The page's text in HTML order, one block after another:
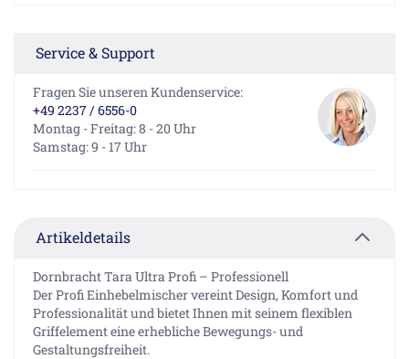
Service & Support
Fragen Sie unseren Kundenservice:
+49 2237 / 6556-0
Montag - Freitag: 8 - 20 Uhr
Samstag: 9 - 17 Uhr
Artikeldetails
Dornbracht Tara Ultra Profi – Professionell
Der Profi Einhebelmischer vereint Design, Komfort und
Professionalität und bietet Ihnen mit seinem flexiblen
Griffelement eine erhebliche Bewegungs- und
Gestaltungsfreiheit.